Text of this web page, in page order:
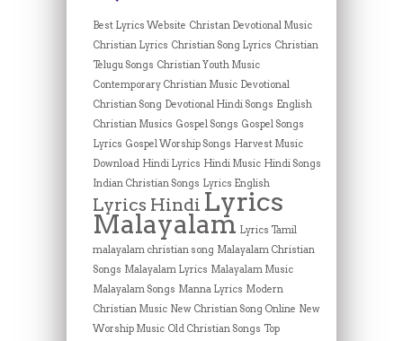
Best Lyrics Website Christan Devotional Music
Christian Lyrics Christian Song Lyrics Christian
Telugu Songs Christian Youth Music
Contemporary Christian Music Devotional
Christian Song Devotional Hindi Songs English
Christian Musics Gospel Songs Gospel Songs
Lyrics Gospel Worship Songs Harvest Music
Download Hindi Lyrics Hindi Music Hindi Songs
Indian Christian Songs Lyrics English
Lyrics Hindi Lyrics
Malayalam Lyrics Tamil
malayalam christian song Malayalam Christian
Songs Malayalam Lyrics Malayalam Music
Malayalam Songs Manna Lyrics Modern
Christian Music New Christian Song Online New
Worship Music Old Christian Songs Top